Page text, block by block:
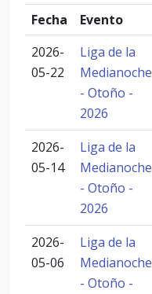
Fecha Evento
2026-
05-22
Liga de la
Medianoche
- Otoño -
2026
2026-
05-14
Liga de la
Medianoche
- Otoño -
2026
2026-
05-06
Liga de la
Medianoche
- Otoño -